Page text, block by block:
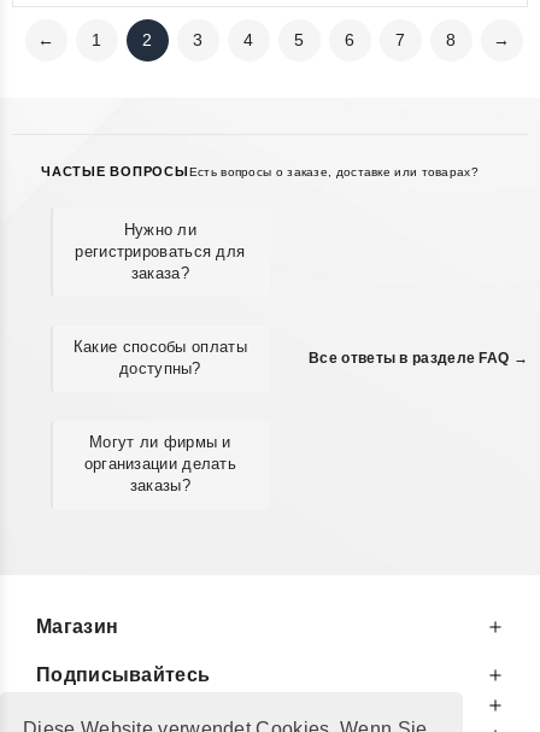
← 1 2 3 4 5 6 7 8 →
ЧАСТЫЕ ВОПРОСЫ Есть вопросы о заказе, доставке или товарах?
Нужно ли
регистрироваться для
заказа?
Какие способы оплаты
доступны?
Могут ли фирмы и
организации делать
заказы?
Все ответы в разделе FAQ →
Магазин
Подписывайтесь